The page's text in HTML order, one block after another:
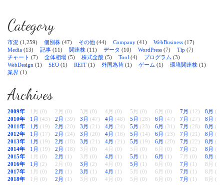
Category
市況 (1,259) 個別株 (47) その他 (44) Company (41) WebBusiness (17)
Media (13) 記事 (11) 関連株 (11) データ (10) WordPress (7) Tip (7)
チャート (7) 全体相場 (5) 株式全般 (5) Tool (4) プログラム (3)
WebDesign (1) SEO (1) REIT (1) 外国為替 (1) ゲーム (1) 環境関連株 (1)
業界 (1)
Archives
2009年 1月 (0) 2月 (0) 3月 (0) 4月 (0) 5月 (0) 6月 (0) 7月 (12) 8月
2010年
1月 (43) 2月 (39) 3月 (47) 4月 (48) 5月 (28) 6月 (47) 7月 (27) 8月
2011年
1月 (19) 2月 (20) 3月 (21) 4月 (24) 5月 (23) 6月 (31) 7月 (28) 8月
2012年
1月 (17) 2月 (24) 3月 (20) 4月 (16) 5月 (14) 6月 (23) 7月 (21) 8月
2013年
1月 (19) 2月 (18) 3月 (21) 4月 (21) 5月 (19) 6月 (20) 7月 (22) 8月
2014年
1月 (19) 2月 (18) 3月 (0) 4月 (0) 5月 (0) 6月 (0) 7月 (2) 8月 (2)
2015年
1月 (0) 2月 (1) 3月 (0) 4月 (1) 5月 (1) 6月 (1) 7月 (0) 8月 (1)
2016年
1月 (2) 2月 (0) 3月 (2) 4月 (0) 5月 (1) 6月 (0) 7月 (1)
8月 (0)
2017年
1月 (0) 2月 (1) 3月 (1) 4月 (1) 5月 (0) 6月 (0) 7月 (1)
8月 (0)
2018年
1月 (0) 2月 (1) 3月 (0) 4月 (0) 5月 (0) 6月 (0) 7月 (1) 8月 (0)